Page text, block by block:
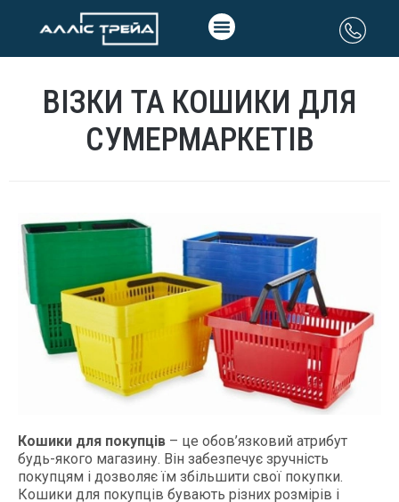
ВІЗКИ ТА КОШИКИ ДЛЯ
СУМЕРМАРКЕТІВ
Кошики для покупців – це обов’язковий атрибут
будь-якого магазину. Він забезпечує зручність
покупцям і дозволяє їм збільшити свої покупки.
Кошики для покупців бувають різних розмірів і